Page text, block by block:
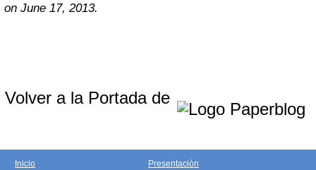
on June 17, 2013.
Volver a la Portada de
Inicio Presentación